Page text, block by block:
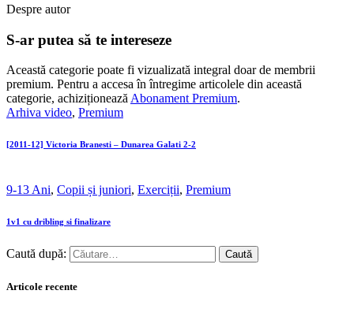
Despre autor
S-ar putea să te intereseze
Această categorie poate fi vizualizată integral doar de membrii
premium. Pentru a accesa în întregime articolele din această
categorie, achiziționeazăAbonament Premium.
Arhiva video, Premium
[2011-12] Victoria Branesti – Dunarea Galati 2-2
9-13 Ani, Copii și juniori, Exerciții, Premium
1v1 cu dribling si finalizare
Caută după:
Articole recente